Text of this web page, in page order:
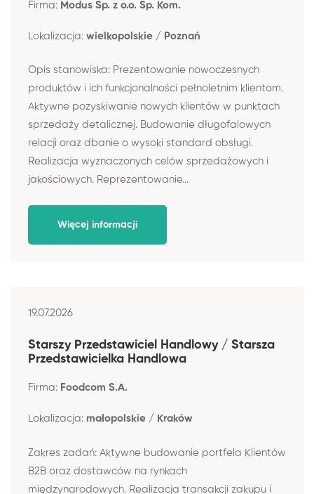
Firma: Modus Sp. z o.o. Sp. Kom.
Lokalizacja: wielkopolskie / Poznań
Opis stanowiska: Prezentowanie nowoczesnych
produktów i ich funkcjonalności pełnoletnim klientom.
Aktywne pozyskiwanie nowych klientów w punktach
sprzedaży detalicznej. Budowanie długofalowych
relacji oraz dbanie o wysoki standard obsługi.
Realizacja wyznaczonych celów sprzedażowych i
jakościowych. Reprezentowanie...
Więcej informacji
19.07.2026
Starszy Przedstawiciel Handlowy / Starsza
Przedstawicielka Handlowa
Firma: Foodcom S.A.
Lokalizacja: małopolskie / Kraków
Zakres zadań: Aktywne budowanie portfela Klientów
B2B oraz dostawców na rynkach
międzynarodowych. Realizacja transakcji zakupu i